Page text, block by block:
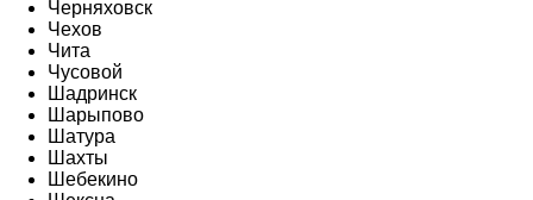
Черняховск
Чехов
Чита
Чусовой
Шадринск
Шарыпово
Шатура
Шахты
Шебекино